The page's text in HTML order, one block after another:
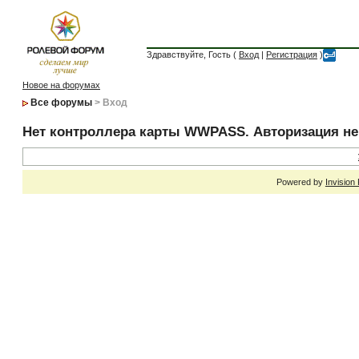
Здравствуйте, Гость ( Вход | Регистрация )
Новое на форумах
Все форумы > Вход
Нет контроллера карты WWPASS. Авторизация
Powered by Invision